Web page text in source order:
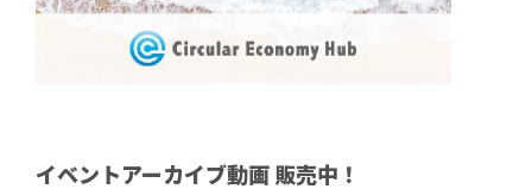
イベントアーカイブ動画 販売中！